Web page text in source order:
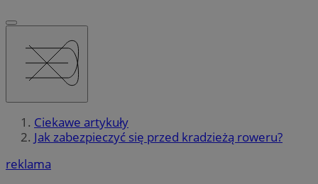
Ciekawe artykuły
Jak zabezpieczyć się przed kradzieżą roweru?
reklama